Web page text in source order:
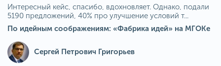
Интересный кейс, спасибо, вдохновляет. Однако, подали
5190 предложений, 40% про улучшение условий т...
По идейным соображениям: «Фабрика идей» на МГОКе
Сергей Петрович Григорьев